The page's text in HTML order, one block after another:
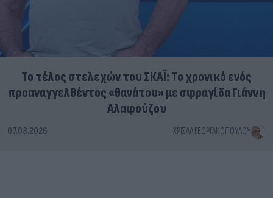
Το τέλος στελεχών του ΣΚΑΪ: Το χρονικό ενός
προαναγγελθέντος «θανάτου» με σφραγίδα Γιάννη
Αλαφούζου
07.08.2026 ΧΡΊΣΛΑ ΓΕΩΡΓΑΚΟΠΟΎΛΟΥ